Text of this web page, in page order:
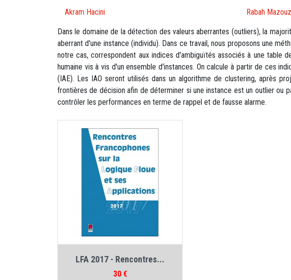
Akram Hacini Rabah
Dans le domaine de la détection des valeurs aberrantes (outliers), la
aberrant d'une instance (individu). Dans ce travail, nous proposons une
notre cas, correspondent aux indices d'ambiguïtés associés à une table
humaine vis à vis d'un ensemble d'instances. On calcule à partir de ces
(IAE). Les IAO seront utilisés dans un algorithme de clustering, après
frontières de décision afin de déterminer si une instance est un outlier ou
contrôler les performances en terme de rappel et de fausse alarme.
LFA 2017 - Rencontres...
Prix
30 €